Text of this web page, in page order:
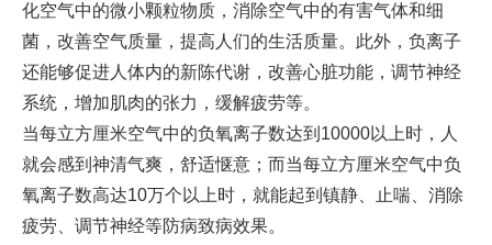
化空气中的微小颗粒物质，消除空气中的有害气体和细
菌，改善空气质量，提高人们的生活质量。此外，负离子
还能够促进人体内的新陈代谢，改善心脏功能，调节神经
系统，增加肌肉的张力，缓解疲劳等。
当每立方厘米空气中的负氧离子数达到10000以上时，人
就会感到神清气爽，舒适惬意；而当每立方厘米空气中负
氧离子数高达10万个以上时，就能起到镇静、止喘、消除
疲劳、调节神经等防病致病效果。